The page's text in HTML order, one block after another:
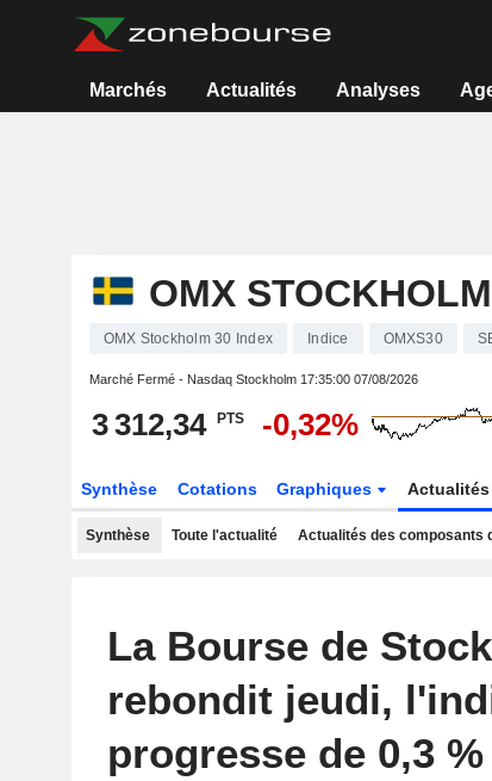
Marchés Actualités Analyses
OMX
OMX Stockholm 30 Index Indice OMXS30
Marché Fermé - Nasdaq Stockholm 17:35:00 07/08/2026
3 312,34 PTS -0,32%
Synthèse Cotations Graphiques Actualités
Synthèse Toute l'actualité Actualités des composants
La Bourse de
rebondit jeudi,
progresse de 0,3 %